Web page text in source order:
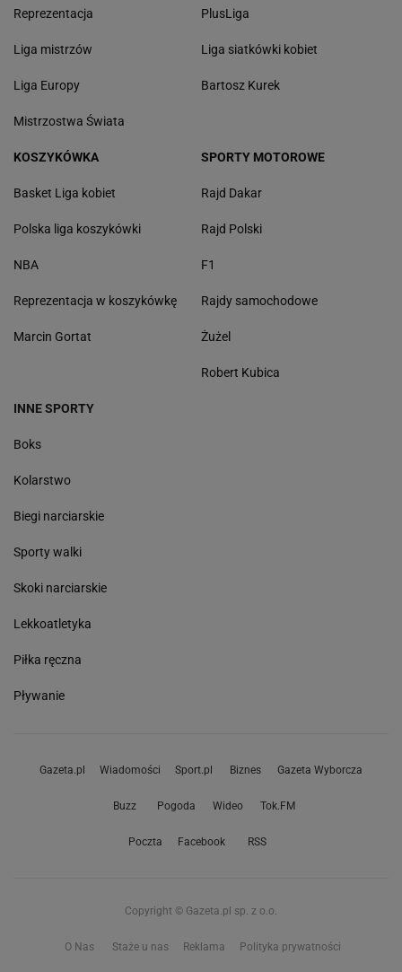
Reprezentacja
Liga mistrzów
Liga Europy
Mistrzostwa Świata
PlusLiga
Liga siatkówki kobiet
Bartosz Kurek
KOSZYKÓWKA
Basket Liga kobiet
Polska liga koszykówki
NBA
Reprezentacja w koszykówkę
Marcin Gortat
SPORTY MOTOROWE
Rajd Dakar
Rajd Polski
F1
Rajdy samochodowe
Żużel
Robert Kubica
INNE SPORTY
Boks
Kolarstwo
Biegi narciarskie
Sporty walki
Skoki narciarskie
Lekkoatletyka
Piłka ręczna
Pływanie
Gazeta.pl Wiadomości Sport.pl Biznes Gazeta Wyborcza
Buzz Pogoda Wideo Tok.FM
Poczta Facebook RSS
Copyright © Gazeta.pl sp. z o.o.
O Nas Staże u nas Reklama Polityka prywatności